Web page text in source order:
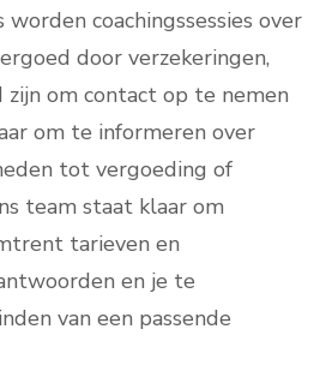
coachingssessies over
door verzekeringen,
zijn om contact op te nemen
om te informeren over
tot vergoeding of
team staat klaar om
tarieven en
en je te
van een passende